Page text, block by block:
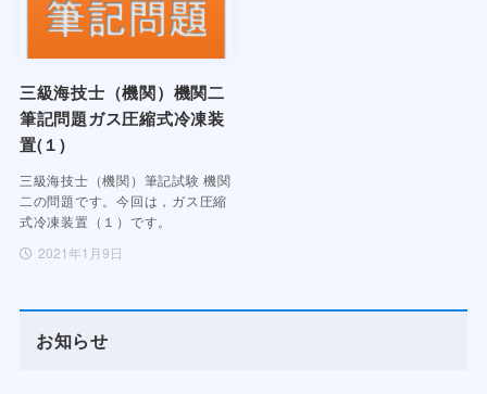
三級海技士（機関）機関二
筆記問題ガス圧縮式冷凍装
置(１)
三級海技士（機関）筆記試験 機関
二の問題です。今回は，ガス圧縮
式冷凍装置（１）です。
2021年1月9日
お知らせ